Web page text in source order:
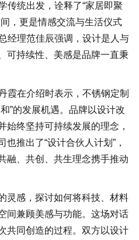
传统出发，诠释了“家居即聚
，更是情感交流与生活仪式
经理范佳辰强调，设计是人与
可持续性、美感是品牌一直秉
霞在介绍时表示，不锈钢定制
”的发展机遇。品牌以设计改
始终坚持可持续发展的理念，
推出了“设计合伙人计划”，
融、共创、共生理念携手推动
灵感，探讨如何将科技、材料
间兼顾美感与功能。这场对话
共同创造的过程。双方以设计